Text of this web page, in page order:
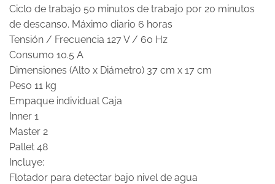
Ciclo de trabajo 50 minutos de trabajo por 20 minutos
de descanso. Máximo diario 6 horas
Tensión / Frecuencia 127 V / 60 Hz
Consumo 10.5 A
Dimensiones (Alto x Diámetro) 37 cm x 17 cm
Peso 11 kg
Empaque individual Caja
Inner 1
Master 2
Pallet 48
Incluye:
Flotador para detectar bajo nivel de agua